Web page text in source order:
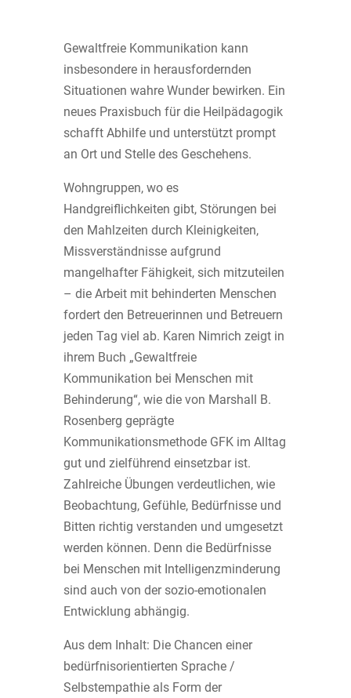
Gewaltfreie Kommunikation kann
insbesondere in herausfordernden
Situationen wahre Wunder bewirken. Ein
neues Praxisbuch für die Heilpädagogik
schafft Abhilfe und unterstützt prompt
an Ort und Stelle des Geschehens.
Wohngruppen, wo es
Handgreiflichkeiten gibt, Störungen bei
den Mahlzeiten durch Kleinigkeiten,
Missverständnisse aufgrund
mangelhafter Fähigkeit, sich mitzuteilen
– die Arbeit mit behinderten Menschen
fordert den Betreuerinnen und Betreuern
jeden Tag viel ab. Karen Nimrich zeigt in
ihrem Buch „Gewaltfreie
Kommunikation bei Menschen mit
Behinderung“, wie die von Marshall B.
Rosenberg geprägte
Kommunikationsmethode GFK im Alltag
gut und zielführend einsetzbar ist.
Zahlreiche Übungen verdeutlichen, wie
Beobachtung, Gefühle, Bedürfnisse und
Bitten richtig verstanden und umgesetzt
werden können. Denn die Bedürfnisse
bei Menschen mit Intelligenzminderung
sind auch von der sozio-emotionalen
Entwicklung abhängig.
Aus dem Inhalt: Die Chancen einer
bedürfnisorientierten Sprache /
Selbstempathie als Form der